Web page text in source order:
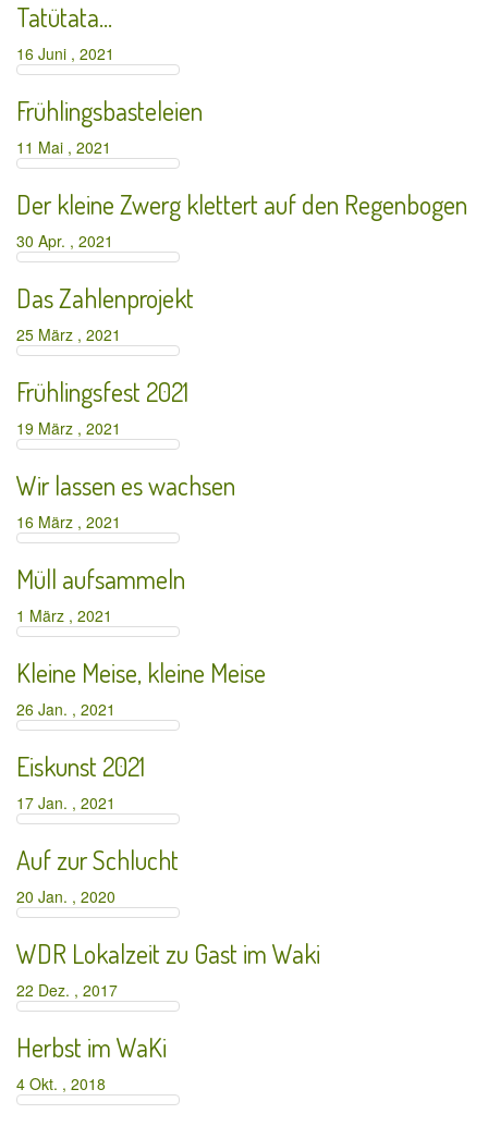
Tatütata…
16 Juni , 2021
Frühlingsbasteleien
11 Mai , 2021
Der kleine Zwerg klettert auf den Regenbogen
30 Apr. , 2021
Das Zahlenprojekt
25 März , 2021
Frühlingsfest 2021
19 März , 2021
Wir lassen es wachsen
16 März , 2021
Müll aufsammeln
1 März , 2021
Kleine Meise, kleine Meise
26 Jan. , 2021
Eiskunst 2021
17 Jan. , 2021
Auf zur Schlucht
20 Jan. , 2020
WDR Lokalzeit zu Gast im Waki
22 Dez. , 2017
Herbst im WaKi
4 Okt. , 2018